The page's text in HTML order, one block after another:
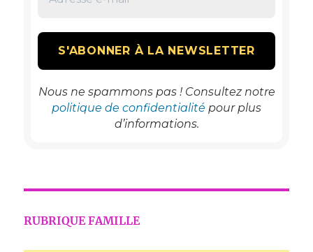
Nous ne spammons pas ! Consultez notre
politique de confidentialité pour plus
d’informations.
RUBRIQUE FAMILLE